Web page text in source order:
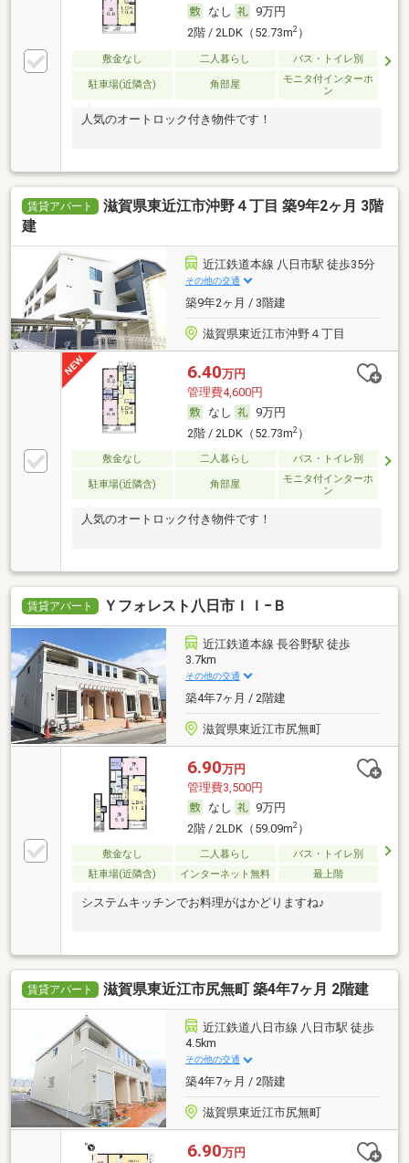
なし
9万円
2階 / 2LDK（52.73m2）
敷金なし 二人暮らし バス・トイレ別
駐車場(近隣含) 角部屋
モニタ付インターホ
ン
人気のオートロック付き物件です！
賃貸アパート
滋賀県東近江市沖野４丁目 築9年2ヶ月 3階
建
近江鉄道本線 八日市駅 徒歩35分
その他の交通
築9年2ヶ月 / 3階建
滋賀県東近江市沖野４丁目
6.40万円
管理費4,600円
なし
9万円
2階 / 2LDK（52.73m2）
敷金なし 二人暮らし バス・トイレ別
駐車場(近隣含) 角部屋
モニタ付インターホ
ン
人気のオートロック付き物件です！
賃貸アパート Ｙフォレスト八日市ＩＩ−Ｂ
近江鉄道本線 長谷野駅 徒歩
3.7km
その他の交通
築4年7ヶ月 / 2階建
滋賀県東近江市尻無町
6.90万円
管理費3,500円
なし
9万円
2階 / 2LDK（59.09m2）
敷金なし 二人暮らし
バス・トイレ別
駐車場(近隣含)
インターネット無料 最上階
システムキッチンでお料理がはかどりますね♪
賃貸アパート 滋賀県東近江市尻無町 築4年7ヶ月 2階建
近江鉄道八日市線 八日市駅 徒歩
4.5km
その他の交通
築4年7ヶ月 / 2階建
滋賀県東近江市尻無町
6.90万円